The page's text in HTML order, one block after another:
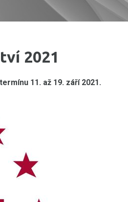
2021
11. až 19. září 2021.